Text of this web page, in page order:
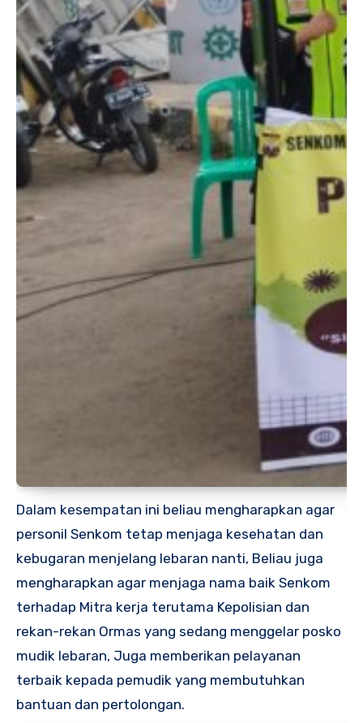
Dalam kesempatan ini beliau mengharapkan agar
personil Senkom tetap menjaga kesehatan dan
kebugaran menjelang lebaran nanti, Beliau juga
mengharapkan agar menjaga nama baik Senkom
terhadap Mitra kerja terutama Kepolisian dan
rekan-rekan Ormas yang sedang menggelar posko
mudik lebaran, Juga memberikan pelayanan
terbaik kepada pemudik yang membutuhkan
bantuan dan pertolongan.